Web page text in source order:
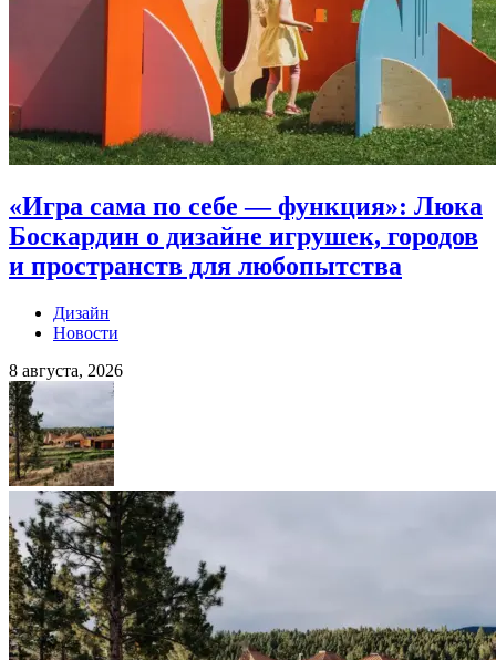
«Игра сама по себе — функция»: Люка
Боскардин о дизайне игрушек, городов
и пространств для любопытства
Дизайн
Новости
8 августа, 2026